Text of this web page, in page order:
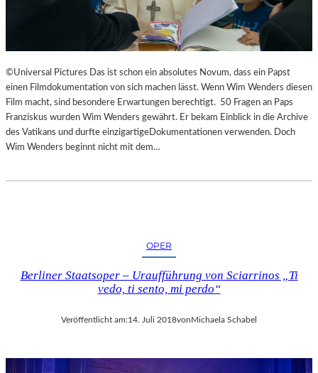
©Universal Pictures Das ist schon ein absolutes Novum, dass ein Papst
einen Filmdokumentation von sich machen lässt. Wenn Wim Wenders diesen
Film macht, sind besondere Erwartungen berechtigt. 50 Fragen an Paps
Franziskus wurden Wim Wenders gewährt. Er bekam Einblick in die Archive
des Vatikans und durfte einzigartigeDokumentationen verwenden. Doch
Wim Wenders beginnt nicht mit dem…
OPER
Berliner Staatsoper – Uraufführung von Sciarrinos „Ti
vedo, ti sento, mi perdo“
Veröffentlicht am:14. Juli 2018vonMichaela Schabel